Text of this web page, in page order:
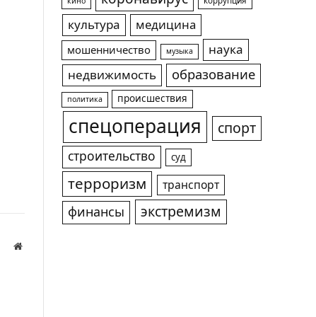
Website
культура медицина
мошенничество музыка
наука
недвижимость
образование
политика происшествия
спецоперация спорт
строительство суд
терроризм транспорт
финансы экстремизм